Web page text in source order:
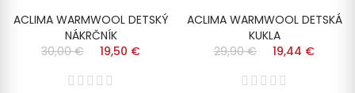
ACLIMA WARMWOOL DETSKÝ
NÁKRČNÍK
30,00 €
19,50 €
ACLIMA WARMWOOL DETSKÁ
KUKLA
29,90 €
19,44 €